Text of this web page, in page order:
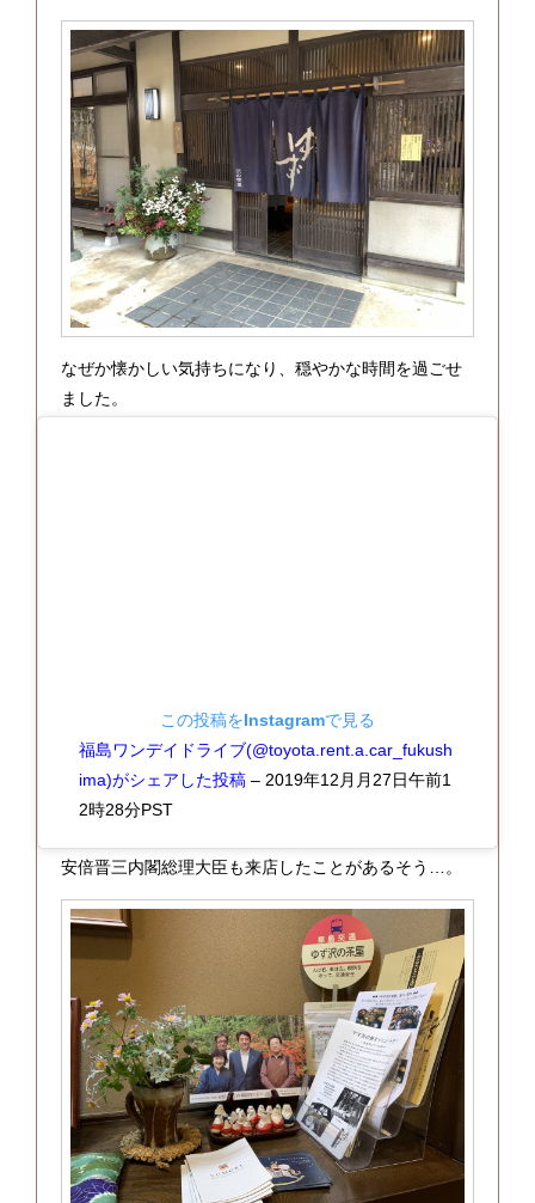
なぜか懐かしい気持ちになり、穏やかな時間を過ごせ
ました。
この投稿をInstagramで見る
福島ワンデイドライブ(@toyota.rent.a.car_fukush
ima)がシェアした投稿 – 2019年12月月27日午前1
2時28分PST
安倍晋三内閣総理大臣も来店したことがあるそう…。